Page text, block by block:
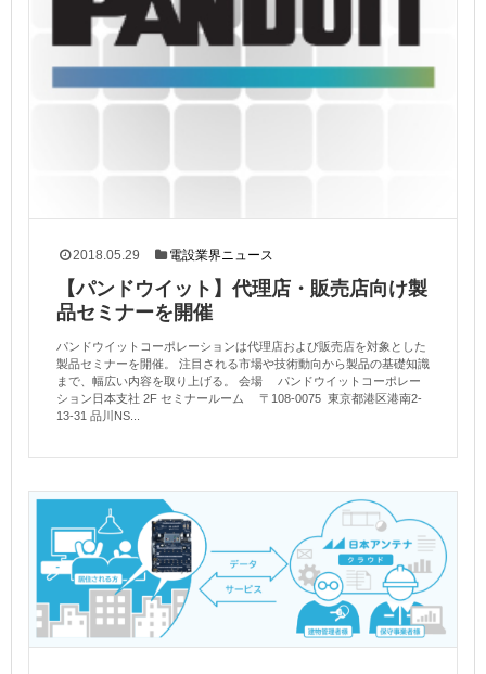
2018.05.29 電設業界ニュース
【パンドウイット】代理店・販売店向け製
品セミナーを開催
パンドウイットコーポレーションは代理店および販売店を対象とした
製品セミナーを開催。 注目される市場や技術動向から製品の基礎知識
まで、幅広い内容を取り上げる。 会場 パンドウイットコーポレー
ション日本支社 2F セミナールーム 〒108-0075 東京都港区港南2-
13-31 品川NS...